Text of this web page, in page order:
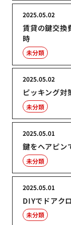
賃貸の鍵交換
時
2025.05.02
未分類
ピッキング対
2025.05.02
未分類
鍵をヘアピン
2025.05.01
未分類
DIYでドアク
2025.05.01
未分類